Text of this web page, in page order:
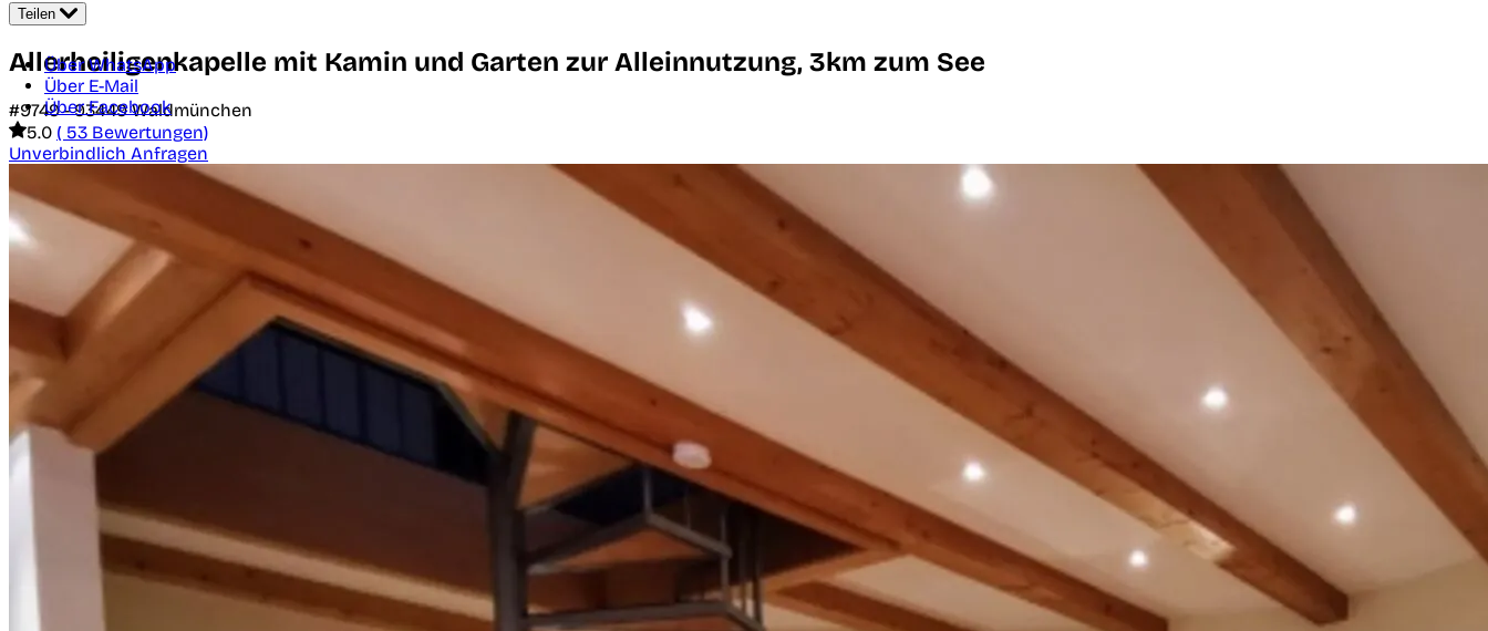
Teilen
Über WhatsApp
Über E-Mail
Über Facebook
Allerheiligenkapelle mit Kamin und Garten zur Alleinnutzung, 3km zum See
#9749 -93449Waldmünchen
5.0 ( 53 Bewertungen)
Unverbindlich Anfragen